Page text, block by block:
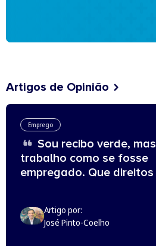
Artigos de Opinião
Emprego
Sou recibo verde, mas
trabalho como se fosse
empregado. Que
Artigo por:
José Pinto-Coelho